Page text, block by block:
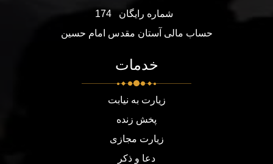
شماره رایگان
174
حساب مالی آستان مقدس امام حسین
خدمات
زیارت به نیابت
پخش زنده
زیارت مجازی
دعا و ذکر